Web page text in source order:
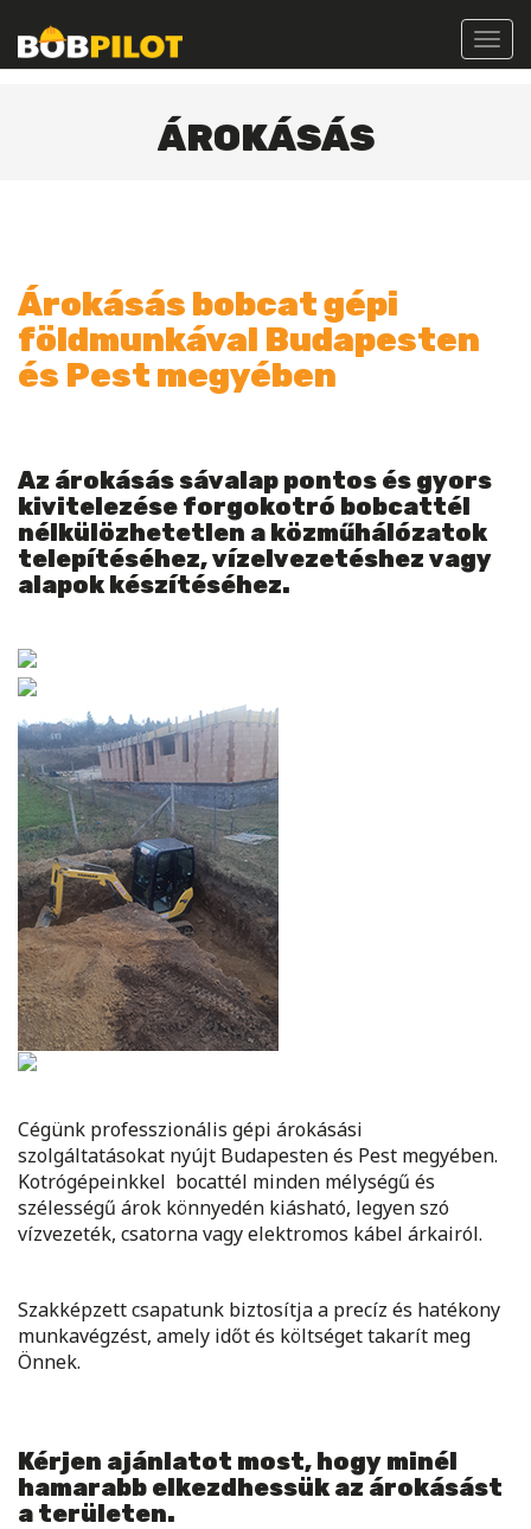
ÁROKÁSÁS
Árokásás bobcat gépi
földmunkával Budapesten
és Pest megyében
Az árokásás sávalap pontos és gyors
kivitelezése forgokotró bobcattél
nélkülözhetetlen a közműhálózatok
telepítéséhez, vízelvezetéshez vagy
alapok készítéséhez.
Cégünk professzionális gépi árokásási
szolgáltatásokat nyújt Budapesten és Pest megyében.
Kotrógépeinkkel bocattél minden mélységű és
szélességű árok könnyedén kiásható, legyen szó
vízvezeték, csatorna vagy elektromos kábel árkairól.
Szakképzett csapatunk biztosítja a precíz és hatékony
munkavégzést, amely időt és költséget takarít meg
Önnek.
Kérjen ajánlatot most, hogy minél
hamarabb elkezdhessük az árokásást
a területen.